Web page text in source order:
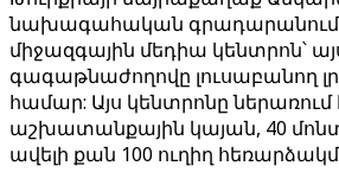
նախագահական գրադարանում,
միջազգային մեդիա կենտրոն՝
գագաթնաժողովը լուսաբանող
համար: Այս կենտրոնը ներառում
աշխատանքային կայան, 40
ավելի քան 100 ուղիղ